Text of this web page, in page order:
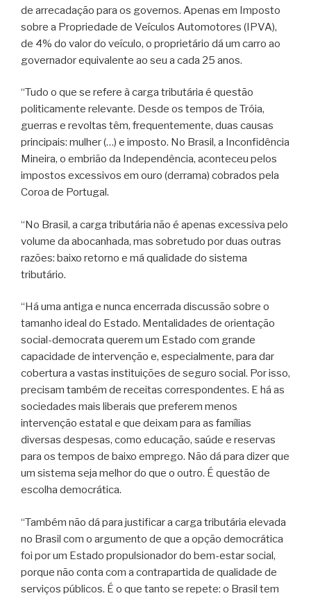
de arrecadação para os governos. Apenas em Imposto
sobre a Propriedade de Veículos Automotores (IPVA),
de 4% do valor do veículo, o proprietário dá um carro ao
governador equivalente ao seu a cada 25 anos.
“Tudo o que se refere à carga tributária é questão
politicamente relevante. Desde os tempos de Tróia,
guerras e revoltas têm, frequentemente, duas causas
principais: mulher (…) e imposto. No Brasil, a Inconfidência
Mineira, o embrião da Independência, aconteceu pelos
impostos excessivos em ouro (derrama) cobrados pela
Coroa de Portugal.
“No Brasil, a carga tributária não é apenas excessiva pelo
volume da abocanhada, mas sobretudo por duas outras
razões: baixo retorno e má qualidade do sistema
tributário.
“Há uma antiga e nunca encerrada discussão sobre o
tamanho ideal do Estado. Mentalidades de orientação
social-democrata querem um Estado com grande
capacidade de intervenção e, especialmente, para dar
cobertura a vastas instituições de seguro social. Por isso,
precisam também de receitas correspondentes. E há as
sociedades mais liberais que preferem menos
intervenção estatal e que deixam para as famílias
diversas despesas, como educação, saúde e reservas
para os tempos de baixo emprego. Não dá para dizer que
um sistema seja melhor do que o outro. É questão de
escolha democrática.
“Também não dá para justificar a carga tributária elevada
no Brasil com o argumento de que a opção democrática
foi por um Estado propulsionador do bem-estar social,
porque não conta com a contrapartida de qualidade de
serviços públicos. É o que tanto se repete: o Brasil tem